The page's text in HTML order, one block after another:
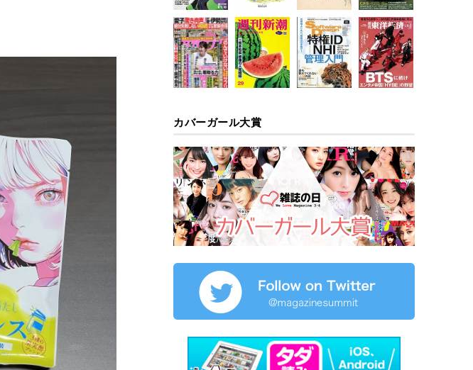
カバーガール大賞